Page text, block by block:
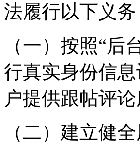
法履行以下义务
（一）按照“
行真实身份信
户提供跟帖评论
（二）建立健